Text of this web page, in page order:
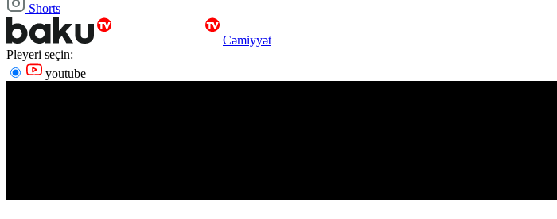
Shorts
Cəmiyyət
Pleyeri seçin:
youtube